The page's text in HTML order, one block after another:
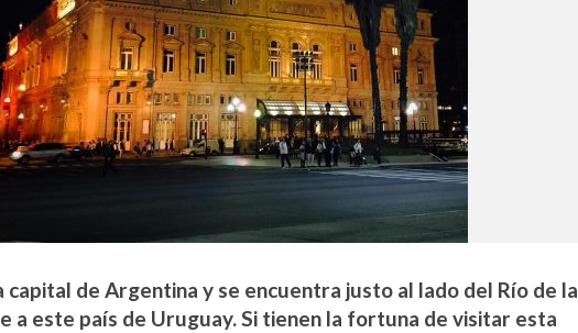
capital de Argentina y se encuentra justo al lado del Río de la
a este país de Uruguay. Si tienen la fortuna de visitar esta